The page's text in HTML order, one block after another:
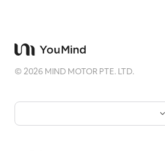
©2026 MIND MOTOR PTE. LTD.